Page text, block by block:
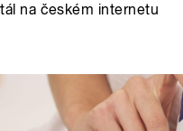
na českém internetu